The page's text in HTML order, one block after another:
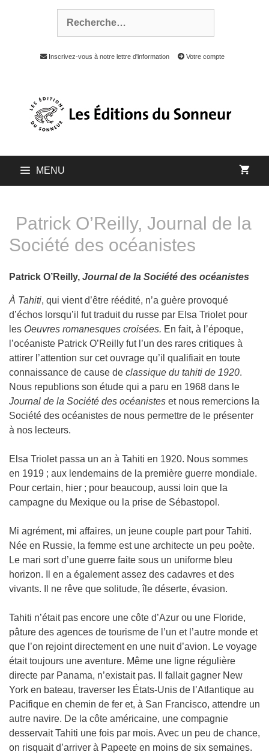
Inscrivez-vous à notre lettre d'information Votre compte
MENU
Patrick O’Reilly, Journal de la
Société des océanistes
Patrick O’Reilly, Journal de la Société des océanistes
À Tahiti, qui vient d’être réédité, n’a guère provoqué
d’échos lorsqu’il fut traduit du russe par Elsa Triolet pour
les Oeuvres romanesques croisées. En fait, à l’époque,
l’océaniste Patrick O’Reilly fut l’un des rares critiques à
attirer l’attention sur cet ouvrage qu’il qualifiait en toute
connaissance de cause de classique du tahiti de 1920.
Nous republions son étude qui a paru en 1968 dans le
Journal de la Société des océanistes et nous remercions la
Société des océanistes de nous permettre de le présenter
à nos lecteurs.
Elsa Triolet passa un an à Tahiti en 1920. Nous sommes
en 1919 ; aux lendemains de la première guerre mondiale.
Pour certain, hier ; pour beaucoup, aussi loin que la
campagne du Mexique ou la prise de Sébastopol.
Mi agrément, mi affaires, un jeune couple part pour Tahiti.
Née en Russie, la femme est une architecte un peu poète.
Le mari sort d’une guerre faite sous un uniforme bleu
horizon. Il en a également assez des cadavres et des
vivants. Il ne rêve que solitude, île déserte, évasion.
Tahiti n’était pas encore une côte d’Azur ou une Floride,
pâture des agences de tourisme de l’un et l’autre monde et
que l’on rejoint directement en une nuit d’avion. Le voyage
était toujours une aventure. Même une ligne régulière
directe par Panama, n’existait pas. Il fallait gagner New
York en bateau, traverser les États-Unis de l’Atlantique au
Pacifique en chemin de fer et, à San Francisco, attendre un
autre navire. De la côte américaine, une compagnie
desservait Tahiti une fois par mois. Avec un peu de chance,
on risquait d’arriver à Papeete en moins de six semaines.